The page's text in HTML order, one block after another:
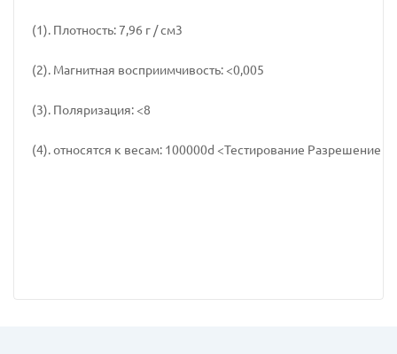
(1). Плотность: 7,96 г / см3
(2). Магнитная восприимчивость: <0,005
(3). Поляризация: <8
(4). относятся к весам: 100000d <Тестирование Разрешение